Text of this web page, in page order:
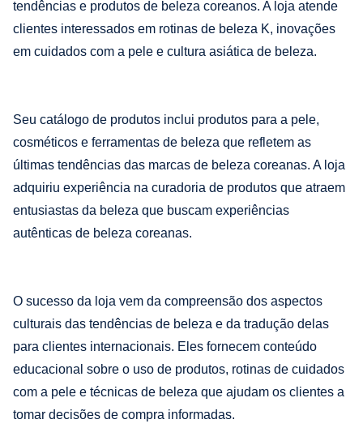
tendências e produtos de beleza coreanos. A loja atende
clientes interessados em rotinas de beleza K, inovações
em cuidados com a pele e cultura asiática de beleza.
Seu catálogo de produtos inclui produtos para a pele,
cosméticos e ferramentas de beleza que refletem as
últimas tendências das marcas de beleza coreanas. A loja
adquiriu experiência na curadoria de produtos que atraem
entusiastas da beleza que buscam experiências
autênticas de beleza coreanas.
O sucesso da loja vem da compreensão dos aspectos
culturais das tendências de beleza e da tradução delas
para clientes internacionais. Eles fornecem conteúdo
educacional sobre o uso de produtos, rotinas de cuidados
com a pele e técnicas de beleza que ajudam os clientes a
tomar decisões de compra informadas.